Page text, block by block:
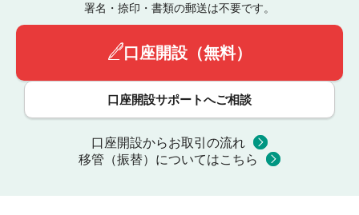
署名・捺印・書類の郵送は不要です。
口座開設（無料）
口座開設サポートへご相談
口座開設からお取引の流れ
移管（振替）についてはこちら